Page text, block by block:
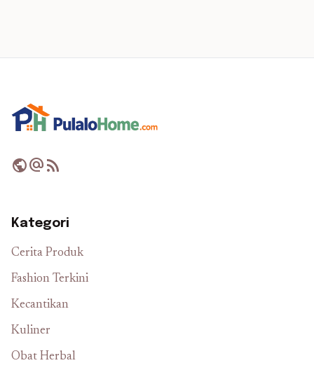
publicalternate_emailrss_feed
Kategori
Cerita Produk
Fashion Terkini
Kecantikan
Kuliner
Obat Herbal